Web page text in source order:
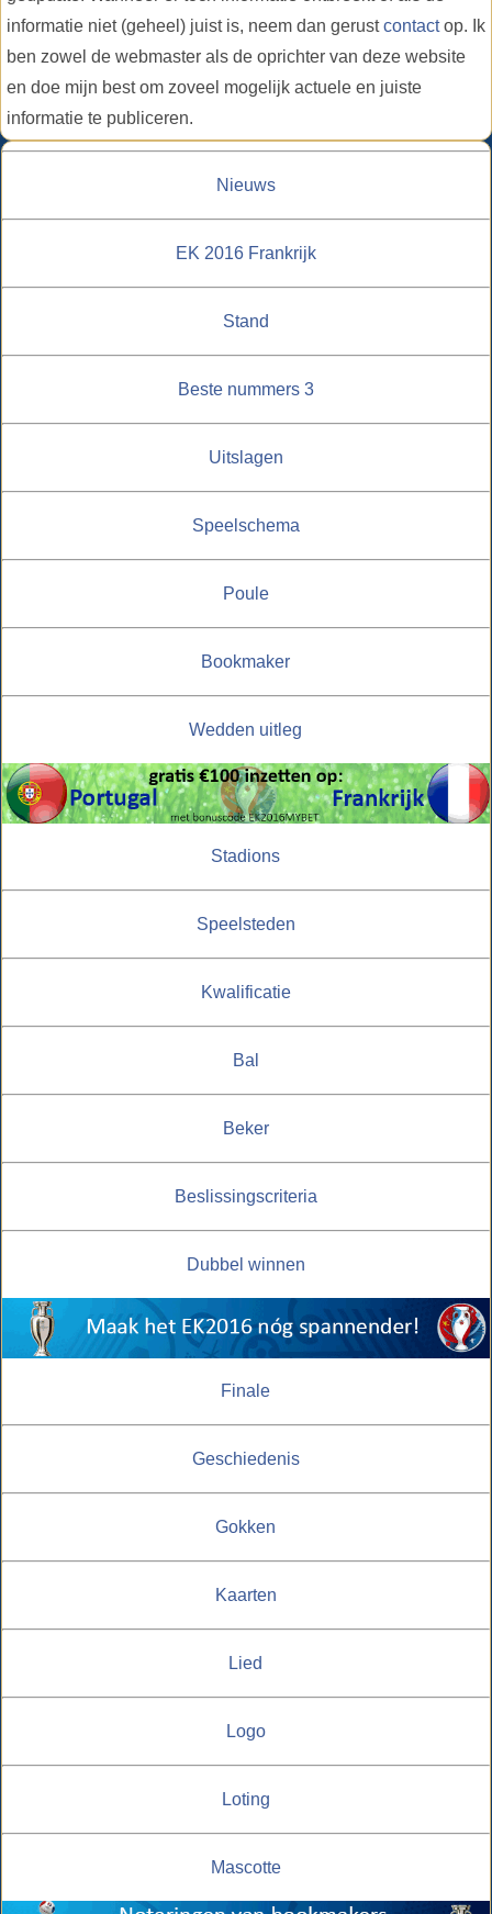
informatie niet (geheel) juist is, neem dan gerustcontactop. Ik
ben zowel de webmaster als de oprichter van deze website
en doe mijn best om zoveel mogelijk actuele en juiste
informatie te publiceren.
Nieuws
EK 2016 Frankrijk
Stand
Beste nummers 3
Uitslagen
Speelschema
Poule
Bookmaker
Wedden uitleg
Stadions
Speelsteden
Kwalificatie
Bal
Beker
Beslissingscriteria
Dubbel winnen
Finale
Geschiedenis
Gokken
Kaarten
Lied
Logo
Loting
Mascotte